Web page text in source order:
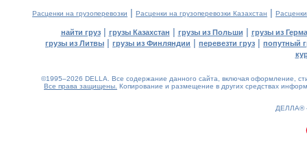
Расценки на грузоперевозки | Расценки на грузоперевозки Казахстан |
найти груз| грузы Казахстан | грузы из Польши | грузы из
грузы из Литвы | грузы из Финляндии | перевезти груз | попутный
©1995–2026 DELLA. Все содержание данного сайта, включая оформление,
Все права защищены. Копирование и размещение в других средствах